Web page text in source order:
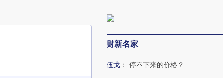
财新名家
伍戈 ： 停不下来的价格？